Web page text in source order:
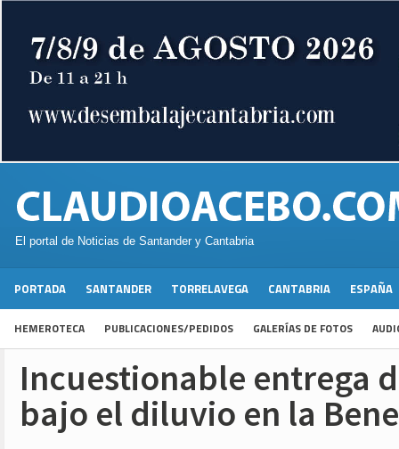
El portal de Noticias de Santander y Cantabria
PORTADA SANTANDER TORRELAVEGA CANTABRIA ESPAÑA
HEMEROTECA PUBLICACIONES/PEDIDOS GALERÍAS DE FOTOS
Incuestionable entrega
bajo el diluvio en la